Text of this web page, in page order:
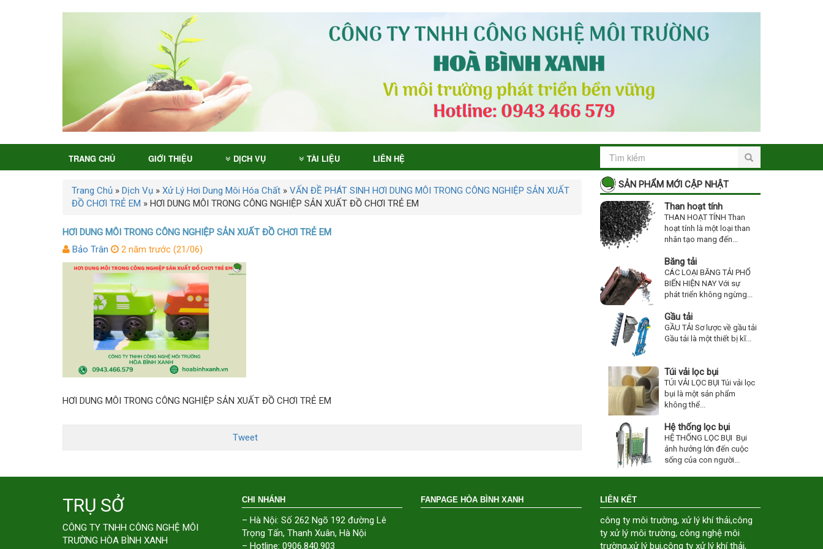
TRANG CHỦ GIỚI THIỆU DỊCH VỤ TÀI LIỆU LIÊN HỆ
Trang Chủ » Dịch Vụ » Xử Lý Hơi Dung Môi Hóa Chất » VẤN ĐỀ PHÁT SINH HƠI DUNG MÔI TRONG CÔNG NGHIỆP SẢN XUẤT
ĐỒ CHƠI TRẺ EM » HƠI DUNG MÔI TRONG CÔNG NGHIỆP SẢN XUẤT ĐỒ CHƠI TRẺ EM
HƠI DUNG MÔI TRONG CÔNG NGHIỆP SẢN XUẤT ĐỒ CHƠI TRẺ EM
Bảo Trân
2 năm trước (21/06)
HƠI DUNG MÔI TRONG CÔNG NGHIỆP SẢN XUẤT ĐỒ CHƠI TRẺ EM
Tweet
SẢN PHẨM MỚI CẬP NHẬT
Than hoạt tính
THAN HOẠT TÍNH Than
hoạt tính là một loại than
nhân tạo mang đến...
Băng tải
CÁC LOẠI BĂNG TẢI PHỔ
BIẾN HIỆN NAY Với sự
phát triển không ngừng...
Gầu tải
GẦU TẢI Sơ lược về gầu tải
Gầu tải là một thiết bị kĩ...
Túi vải lọc bụi
TÚI VẢI LỌC BỤI Túi vải lọc
bụi là một sản phẩm
không thể...
Hệ thống lọc bụi
HỆ THỐNG LỌC BỤI Bụi
ảnh hưởng lớn đến cuộc
sống của con người...
TRỤ SỞ
CÔNG TY TNHH CÔNG NGHỆ MÔI
TRƯỜNG HÒA BÌNH XANH
CHI NHÁNH
– Hà Nội: Số 262 Ngõ 192 đường Lê
Trọng Tấn, Thanh Xuân, Hà Nội
– Hotline: 0906.840.903
FANPAGE HÒA BÌNH XANH LIÊN KẾT
công ty môi trường, xử lý khí thải,công
ty xử lý môi trường, công nghệ môi
trường,xử lý bụi,công ty xử lý khí thải,